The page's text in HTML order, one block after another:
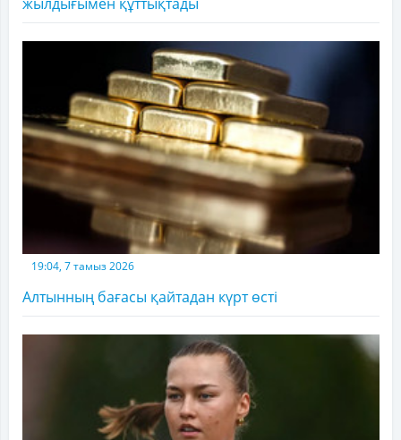
19:04, 7 тамыз 2026
Алтынның бағасы қайтадан күрт өсті